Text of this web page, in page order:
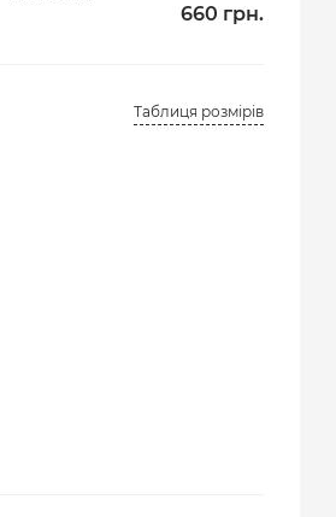
660 грн.
Таблиця розмірів